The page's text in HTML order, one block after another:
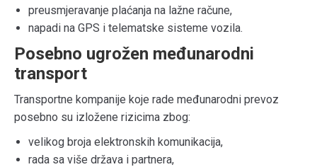
preusmjeravanje plaćanja na lažne račune,
napadi na GPS i telematske sisteme vozila.
Posebno ugrožen međunarodni
transport
Transportne kompanije koje rade međunarodni prevoz
posebno su izložene rizicima zbog:
velikog broja elektronskih komunikacija,
rada sa više država i partnera,